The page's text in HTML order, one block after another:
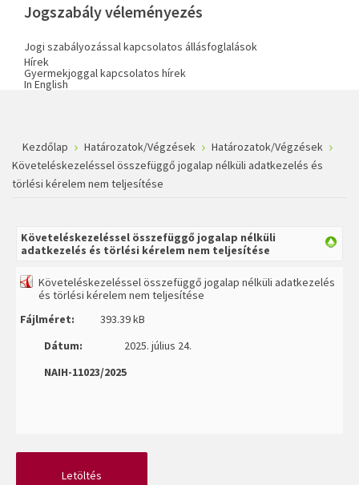
Jogszabály véleményezés
Jogi szabályozással kapcsolatos állásfoglalások
Hírek
Gyermekjoggal kapcsolatos hírek
In English
Kezdőlap Határozatok/Végzések
Határozatok/Végzések
Követeléskezeléssel összefüggő jogalap nélküli adatkezelés és
törlési kérelem nem teljesítése
Követeléskezeléssel összefüggő jogalap nélküli
adatkezelés és törlési kérelem nem teljesítése
Követeléskezeléssel összefüggő jogalap nélküli adatkezelés
és törlési kérelem nem teljesítése
Fájlméret:
393.39 kB
Dátum:
2025. július 24.
NAIH-11023/2025